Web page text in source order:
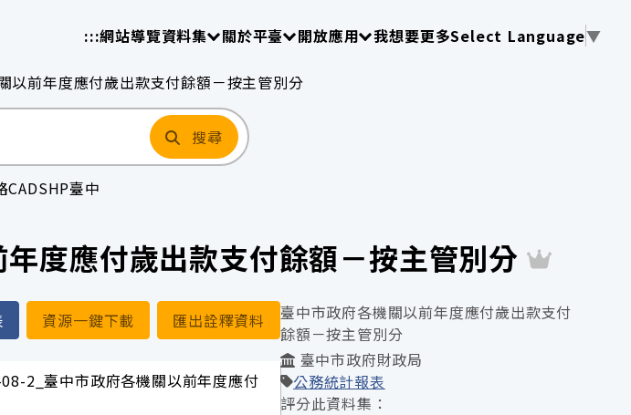
:::網站導覽資料集請使用 TAB 操作選單
關於平臺請使用 TAB 操作選單
開放應用請使用 TAB 操作選單
我想要更多Select Language▼
前年度應付歲出款支付餘額－按主管別分
搜尋
CADSHP臺中
度應付歲出款支付餘額－按主管別分
資源一鍵下載 匯出詮釋資料
2_臺中市政府各機關以前年度應付
臺中市政府各機關以前年度應付歲出款支付
餘額－按主管別分
臺中市政府財政局
公務統計報表
評分此資料集：